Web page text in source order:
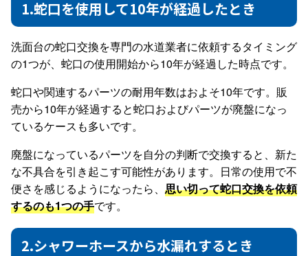
1.蛇口を使用して10年が経過したとき
洗面台の蛇口交換を専門の水道業者に依頼するタイミング
の1つが、蛇口の使用開始から10年が経過した時点です。
蛇口や関連するパーツの耐用年数はおよそ10年です。販
売から10年が経過すると蛇口およびパーツが廃盤になっ
ているケースも多いです。
廃盤になっているパーツを自分の判断で交換すると、新た
な不具合を引き起こす可能性があります。日常の使用で不
便さを感じるようになったら、 思い切って蛇口交換を依頼
するのも1つの手です。
2.シャワーホースから水漏れするとき